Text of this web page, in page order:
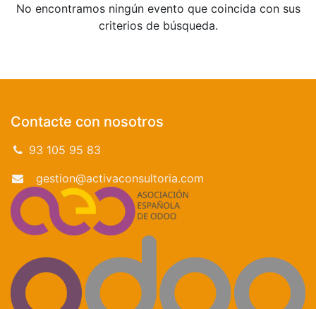
No encontramos ningún evento que coincida con sus
criterios de búsqueda.
Contacte con nosotros
93 105 95 83
gestion@activaconsultoria.com